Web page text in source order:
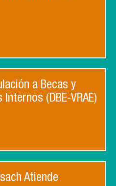
a Becas y
Internos (DBE-VRAE)
Atiende